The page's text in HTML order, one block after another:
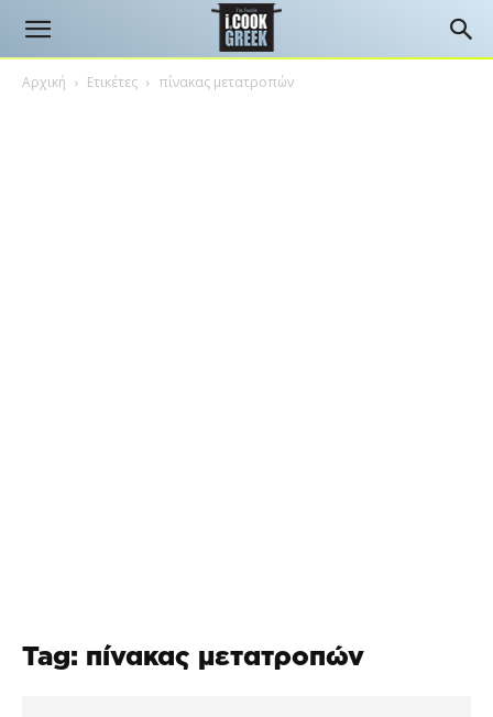
Αρχική Ετικέτες πίνακας μετατροπών
Tag: πίνακας μετατροπών